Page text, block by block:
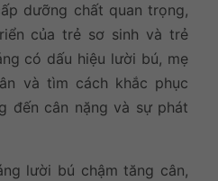
dưỡng chất quan trọng,
của trẻ sơ sinh và trẻ
có dấu hiệu lười bú, mẹ
và tìm cách khắc phục
đến cân nặng và sự phát
lười bú chậm tăng cân,